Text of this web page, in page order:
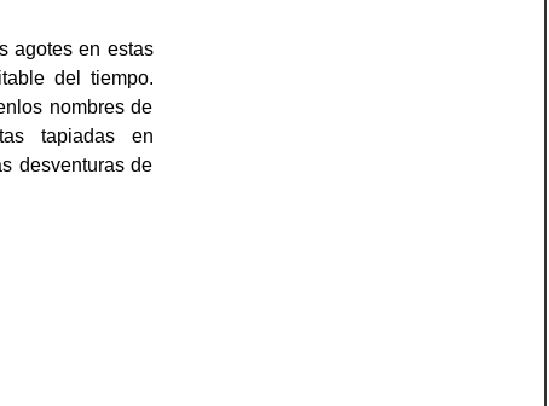
agotes en estas
del tiempo.
nombres de
tapiadas en
desventuras de